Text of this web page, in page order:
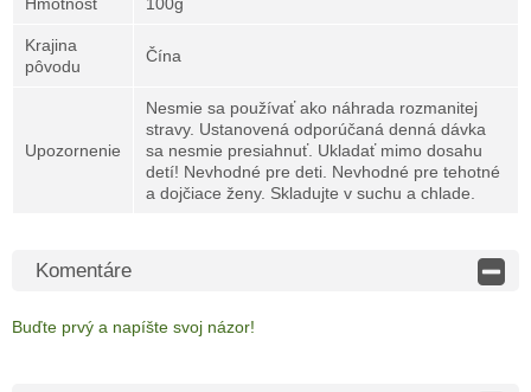
Krajina
pôvodu
Čína
Upozornenie
Nesmie sa používať ako náhrada rozmanitej
stravy. Ustanovená odporúčaná denná dávka
sa nesmie presiahnuť. Ukladať mimo dosahu
detí! Nevhodné pre deti. Nevhodné pre tehotné
a dojčiace ženy. Skladujte v suchu a chlade.
Komentáre
Buďte prvý a napíšte svoj ​​názor!